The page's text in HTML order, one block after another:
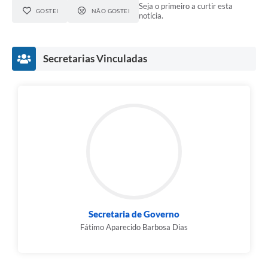
GOSTEI NÃO GOSTEI
Seja o primeiro a curtir esta
notícia.
Secretarias Vinculadas
Secretaria de Governo
Fátimo Aparecido Barbosa Dias